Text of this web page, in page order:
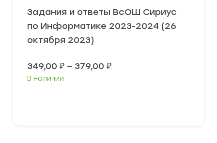
Задания и ответы ВсОШ Сириус
по Информатике 2023-2024 (26
октября 2023)
349,00 ₽ – 379,00 ₽Диапазон
В наличии